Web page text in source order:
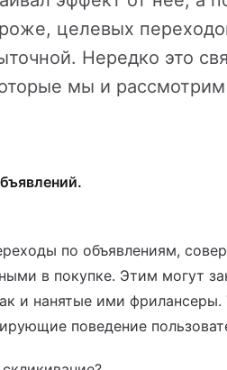
целевых
Нередко это
мы и рассмотрим
по объявлениям,
в покупке. Этим могут
и нанятые ими
поведение